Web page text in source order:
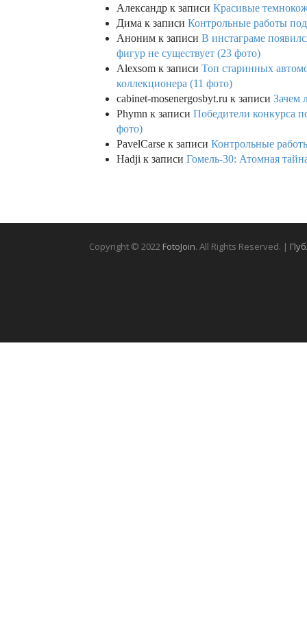
Александр к записи Красивые
Дима к записи Контрольные работы
Аноним к записи В инстаграме
фигур не существует (23 фото)
Alexsom к записи Топ старинных
коллекционера (11 фото)
cabinet-mosenergosbyt.ru к записи Зачем
Phymn к записи Победители конкурса
фото)
PavelCarse к записи Контрольные
Hadji к записи Гомель-30: Атомная
Copyright © 2022 FotoJoin. All Rights Reserved. |